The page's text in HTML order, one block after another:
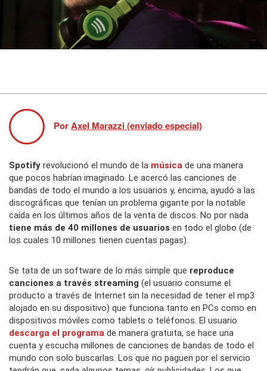
PorAxel Marazzi (enviado especial)
Spotify revolucionó el mundo de la música de una manera
que pocos habrían imaginado. Le acercó las canciones de
bandas de todo el mundo a los usuarios y, encima, ayudó a las
discográficas que tenían un problema gigante por la notable
caída en los últimos años de la venta de discos. No por nada
tiene más de 40 millones de usuarios en todo el globo (de
los cuales 10 millones tienen cuentas pagas).
Se tata de un software de lo más simple que reproduce
canciones a través streaming (el usuario consume el
producto a través de Internet sin la necesidad de tener el mp3
alojado en su dispositivo) que funciona tanto en PCs como en
dispositivos móviles como tablets o teléfonos. El usuario
descarga el programa de manera gratuita, se hace una
cuenta y escucha millones de canciones de bandas de todo el
mundo con solo buscarlas. Los que no paguen por el servicio